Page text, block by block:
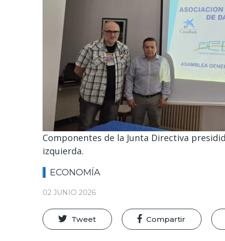
Componentes de la Junta Directiva
izquierda.
ECONOMÍA
02 JUNIO 2026
Tweet Compartir